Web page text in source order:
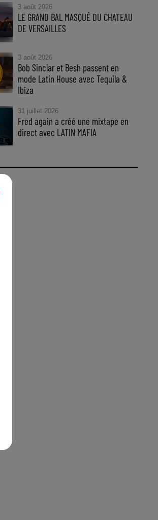
3 août 2026
LE GRAND BAL MASQUÉ DU CHATEAU
DE VERSAILLES
3 août 2026
Bob Sinclar et Besh passent en
mode Latin House avec Tequila &
Ibiza
31 juillet 2026
Fred again a créé une mixtape en
direct avec LATIN MAFIA